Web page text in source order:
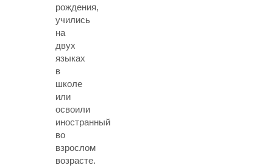
рождения,
учились
на
двух
языках
в
школе
или
освоили
иностранный
во
взрослом
возрасте.